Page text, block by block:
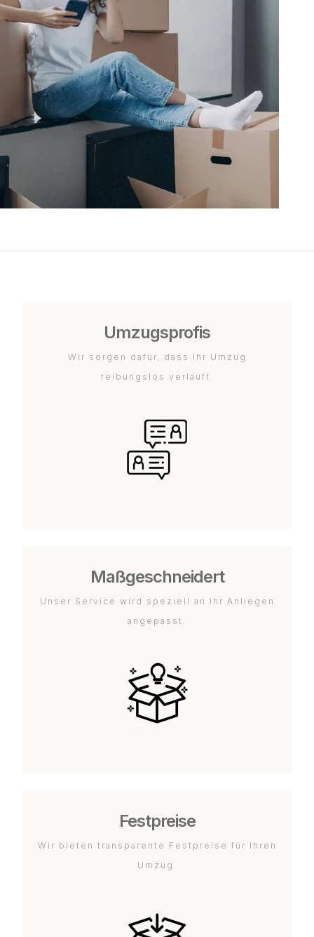
Umzugsprofis
Wir sorgen dafür, dass Ihr Umzug
reibungslos verläuft.
Maßgeschneidert
Unser Service wird speziell an Ihr Anliegen
angepasst.
Festpreise
Wir bieten transparente Festpreise für Ihren
Umzug.